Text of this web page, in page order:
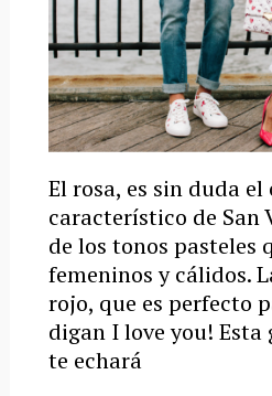
El rosa, es sin duda el
característico de San
de los tonos pasteles
femeninos y cálidos.
rojo, que es perfecto
digan I love you! Esta
te echará